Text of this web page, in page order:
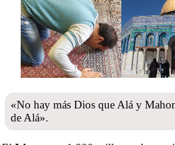
«No hay más Dios que Alá y
de Alá».